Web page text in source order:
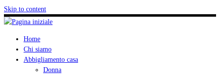
Skip to content
Home
Chi siamo
Abbigliamento casa
Donna